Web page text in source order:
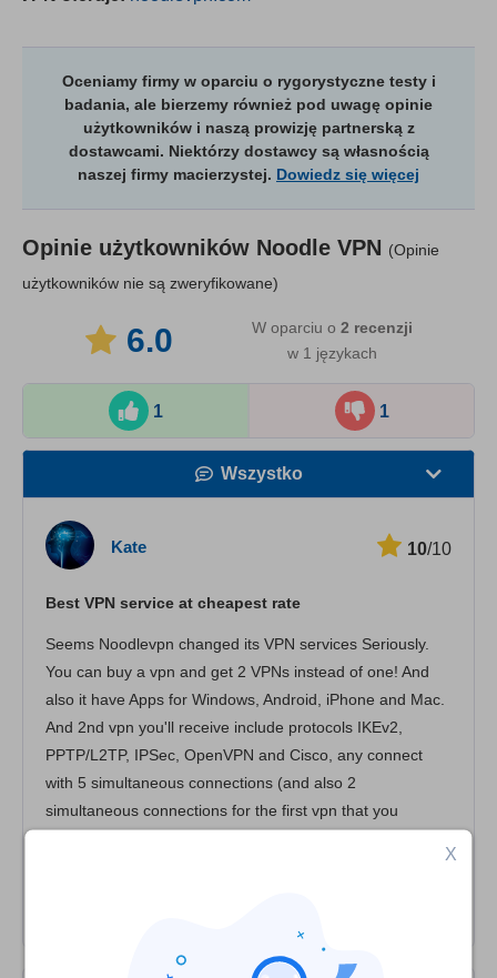
Oceniamy firmy w oparciu o rygorystyczne testy i
badania, ale bierzemy również pod uwagę opinie
użytkowników i naszą prowizję partnerską z
dostawcami. Niektórzy dostawcy są własnością
naszej firmy macierzystej. Dowiedz się więcej
Opinie użytkowników Noodle VPN (Opinie
użytkowników nie są zweryfikowane)
6.0 W oparciu o 2 recenzji
w 1 językach
1 1
Wszystko
Bezpieczeństwo
Obsługa klienta
Kate 10/10
Best VPN service at cheapest rate
Seems Noodlevpn changed its VPN services Seriously.
You can buy a vpn and get 2 VPNs instead of one! And
also it have Apps for Windows, Android, iPhone and Mac.
And 2nd vpn you'll receive include protocols IKEv2,
PPTP/L2TP, IPSec, OpenVPN and Cisco, any connect
with 5 simultaneous connections (and also 2
simultaneous connections for the first vpn that you
X